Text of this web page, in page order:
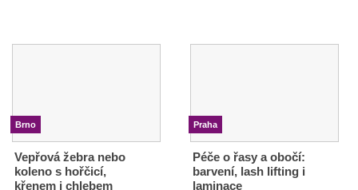
Brno
Vepřová žebra nebo
koleno s hořčicí,
křenem i chlebem
Praha
Péče o řasy a obočí:
barvení, lash lifting i
laminace